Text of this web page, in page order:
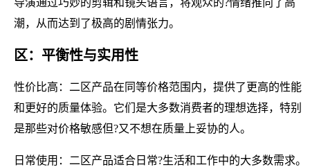
潮，从而达到了极高的剧情张力。
区：平衡性与实用性
性价比高：二区产品在同等价格范围内，提供了更高的性能
和更好的质量体验。它们是大多数消费者的理想选择，特别
是那些对价格敏感但?又不想在质量上妥协的人。
日常使用：二区产品适合日常?生活和工作中的大多数需求。